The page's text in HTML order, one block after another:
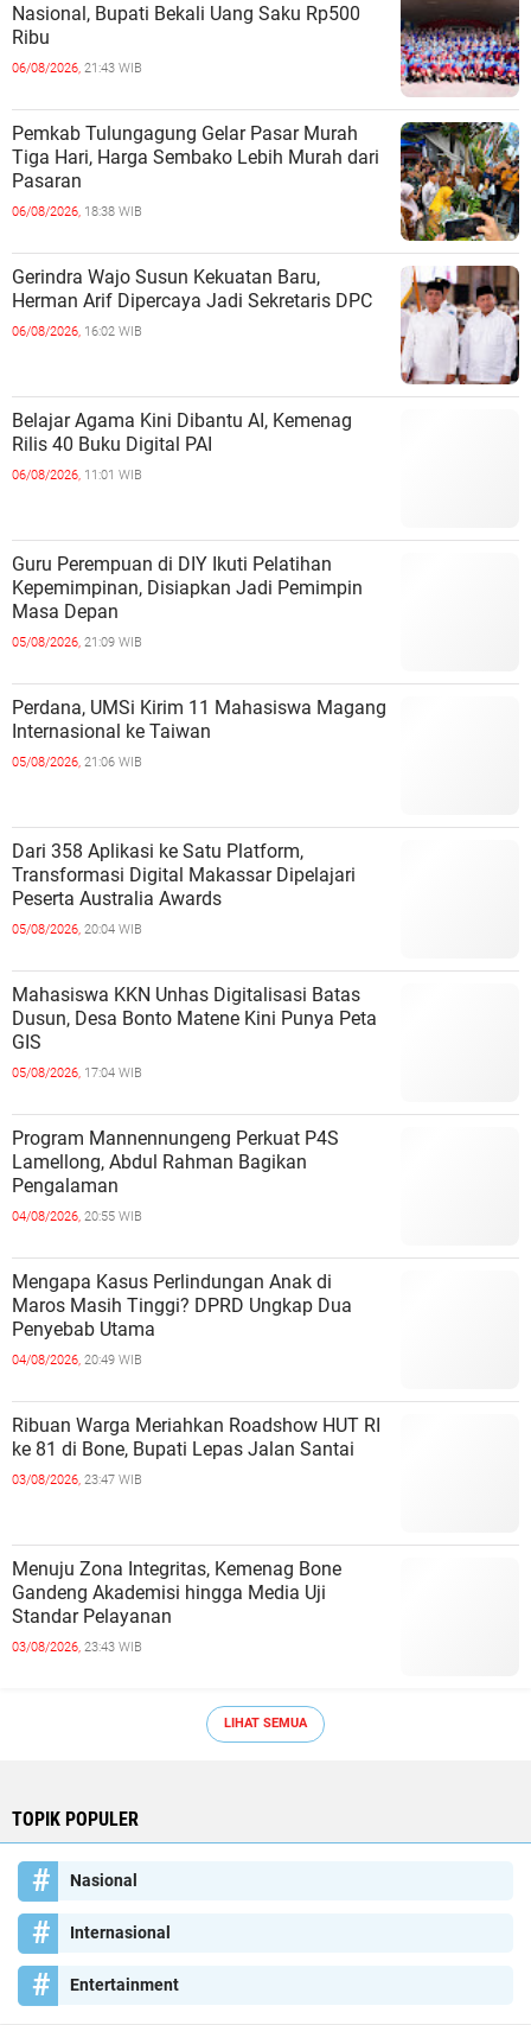
Nasional, Bupati Bekali Uang Saku Rp500
Ribu
06/08/2026, 21:43 WIB
Pemkab Tulungagung Gelar Pasar Murah
Tiga Hari, Harga Sembako Lebih Murah dari
Pasaran
06/08/2026, 18:38 WIB
Gerindra Wajo Susun Kekuatan Baru,
Herman Arif Dipercaya Jadi Sekretaris DPC
06/08/2026, 16:02 WIB
Belajar Agama Kini Dibantu AI, Kemenag
Rilis 40 Buku Digital PAI
06/08/2026, 11:01 WIB
Guru Perempuan di DIY Ikuti Pelatihan
Kepemimpinan, Disiapkan Jadi Pemimpin
Masa Depan
05/08/2026, 21:09 WIB
Perdana, UMSi Kirim 11 Mahasiswa Magang
Internasional ke Taiwan
05/08/2026, 21:06 WIB
Dari 358 Aplikasi ke Satu Platform,
Transformasi Digital Makassar Dipelajari
Peserta Australia Awards
05/08/2026, 20:04 WIB
Mahasiswa KKN Unhas Digitalisasi Batas
Dusun, Desa Bonto Matene Kini Punya Peta
GIS
05/08/2026, 17:04 WIB
Program Mannennungeng Perkuat P4S
Lamellong, Abdul Rahman Bagikan
Pengalaman
04/08/2026, 20:55 WIB
Mengapa Kasus Perlindungan Anak di
Maros Masih Tinggi? DPRD Ungkap Dua
Penyebab Utama
04/08/2026, 20:49 WIB
Ribuan Warga Meriahkan Roadshow HUT RI
ke 81 di Bone, Bupati Lepas Jalan Santai
03/08/2026, 23:47 WIB
Menuju Zona Integritas, Kemenag Bone
Gandeng Akademisi hingga Media Uji
Standar Pelayanan
03/08/2026, 23:43 WIB
LIHAT SEMUA
TOPIK POPULER
Nasional
Internasional
Entertainment